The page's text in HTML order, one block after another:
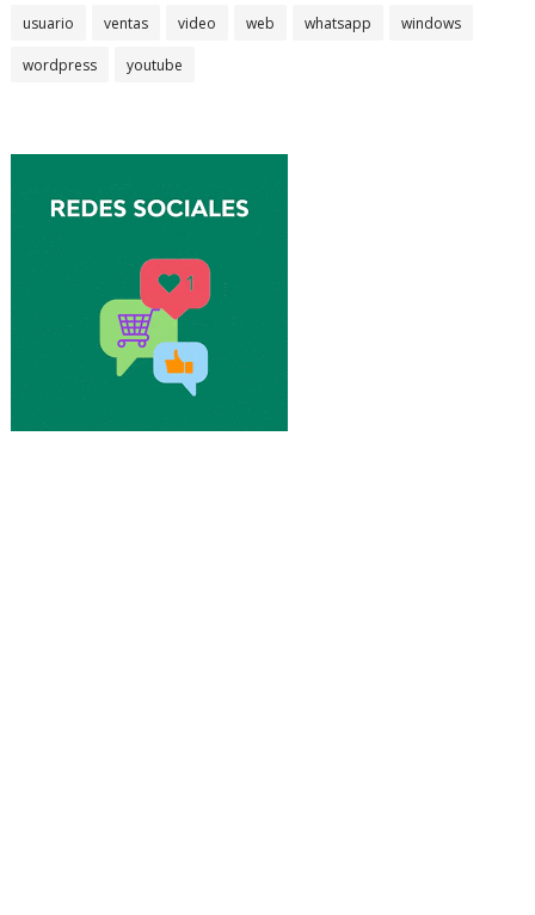
usuario ventas video web whatsapp windows
wordpress youtube